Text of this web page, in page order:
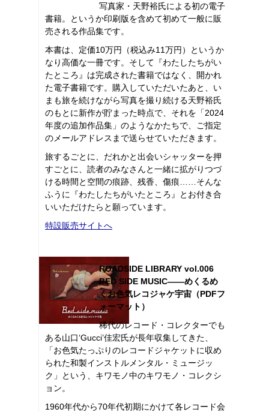
写真家・天野裕氏による初の電子
書籍。というか印刷版を含めて初めて一般に販
売される作品集です。
本書は、定価10万円（税込み11万円）というか
なり高価な一冊です。そして『わたしたちがい
たところ』は完成された書籍ではなく、開かれ
た電子書籍です。購入していただいたあと、い
まも旅を続けながら写真を撮り続ける天野裕氏
のもとに新作が貯まった時点で、それを「2024
年度の追加作品集」のようなかたちで、ご指定
のメールアドレスまで送らせていただきます。
旅するごとに、だれかと出会いシャッターを押
すごとに、読者のみなさんと一緒に拡がりつづ
ける時間と空間の痕跡、残香、傷痕……そんな
ふうに『わたしたちがいたところ』とお付き合
いいただけたらと願っています。
特設販売サイトへ
ROADSIDE LIBRARY vol.006
BED SIDE MUSIC――めくるめ
くお色気レコジャケ宇宙（PDFフ
ォーマット）
稀代のレコード・コレクターでも
ある山口‘Gucci’佳宏氏が長年収集してきた、
「お色気たっぷりのレコードジャケットに収め
られた和製インストルメンタル・ミュージッ
ク」という、キワモノ中のキワモノ・コレクシ
ョン。
1960年代から70年代初期にかけて各レコード会